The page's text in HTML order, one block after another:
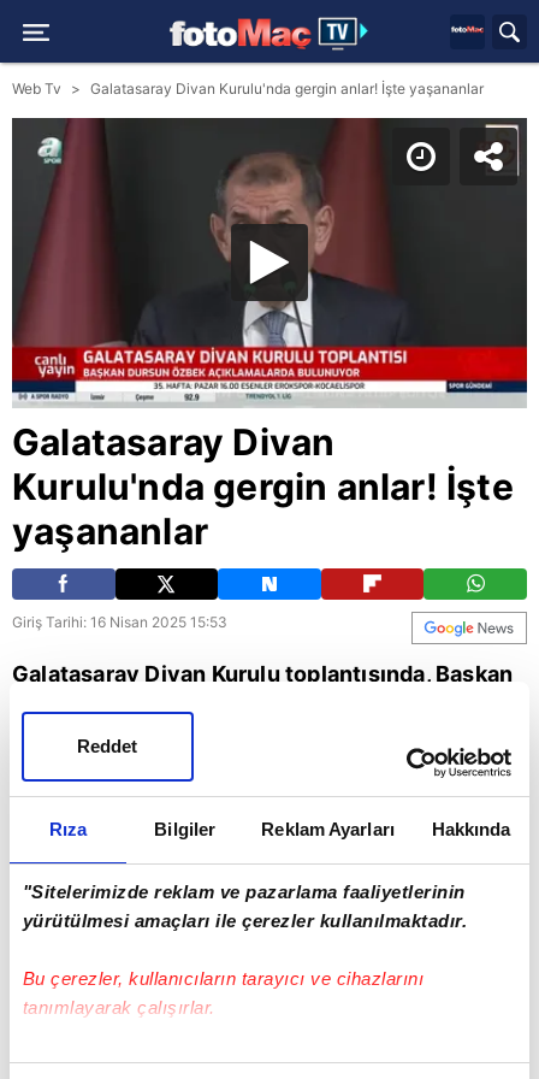
Rıza Bilgiler Reklam Ayarları Hakkında
"Sitelerimizde reklam ve pazarlama faaliyetlerinin
yürütülmesi amaçları ile çerezler kullanılmaktadır.
Bu çerezler, kullanıcıların tarayıcı ve cihazlarını
tanımlayarak çalışırlar.
Bu çerezlere izin vermeniz halinde sizlere özel
Reddet
Web Tv Galatasaray Divan Kurulu'nda gergin anlar! İşte yaşananlar
Galatasaray Divan
Kurulu'nda gergin anlar! İşte
yaşananlar
Giriş Tarihi: 16 Nisan 2025 15:53
Galatasaray Divan Kurulu toplantısında, Başkan
Dursun Özbek’in konuşması sırasında bir üyenin
tepkisi salonda gerginliğe yol açtı. İşte o anlar...